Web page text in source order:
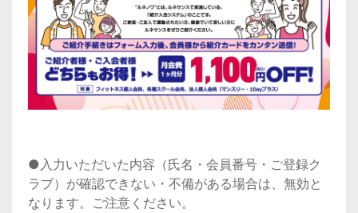
●入力いただいた内容（氏名・会員番号・ご登録ク
ラブ）が確認できない・不備がある場合は、無効と
なります。ご注意ください。